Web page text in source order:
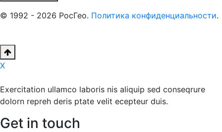
© 1992 - 2026 РосГео. Политика конфиденциальности.
X
Exercitation ullamco laboris nis aliquip sed conseqrure
dolorn repreh deris ptate velit ecepteur duis.
Get in touch